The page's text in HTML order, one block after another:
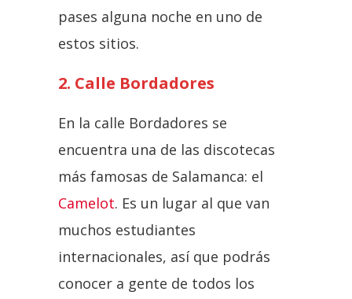
pases alguna noche en uno de
estos sitios.
2. Calle Bordadores
En la calle Bordadores se
encuentra una de las discotecas
más famosas de Salamanca: el
Camelot. Es un lugar al que van
muchos estudiantes
internacionales, así que podrás
conocer a gente de todos los